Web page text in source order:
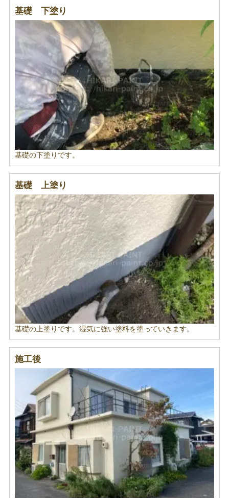
基礎 下塗り
基礎の下塗りです。
基礎 上塗り
基礎の上塗りです。湿気に強い塗料を塗っていきます。
施工後